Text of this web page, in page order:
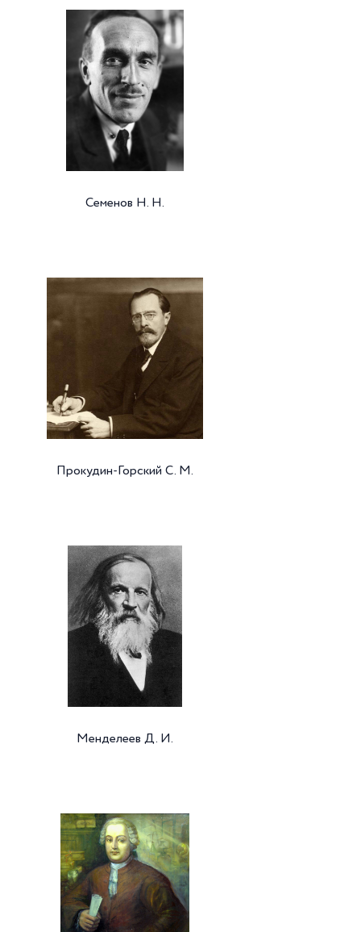
Семенов Н. Н.
Прокудин-Горский С. М.
Менделеев Д. И.